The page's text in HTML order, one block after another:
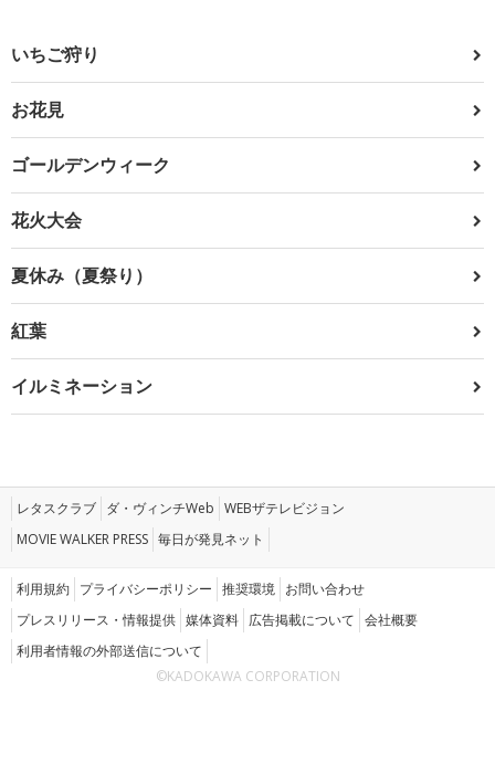
いちご狩り
お花見
ゴールデンウィーク
花火大会
夏休み（夏祭り）
紅葉
イルミネーション
レタスクラブ ダ・ヴィンチWeb WEBザテレビジョン
MOVIE WALKER PRESS 毎日が発見ネット
利用規約 プライバシーポリシー 推奨環境 お問い合わせ
プレスリリース・情報提供 媒体資料 広告掲載について 会社概要
利用者情報の外部送信について
©KADOKAWA CORPORATION